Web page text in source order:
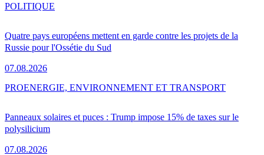
Quatre pays européens mettent en garde contre les projets de la
Russie pour l'Ossétie du Sud
07.08.2026
POLITIQUE
Panneaux solaires et puces : Trump impose 15% de taxes sur le
polysilicium
07.08.2026
PROENERGIE, ENVIRONNEMENT ET TRANSPORT